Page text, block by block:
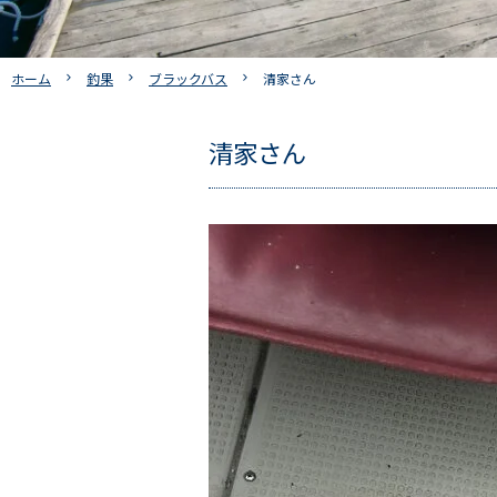
ホーム 釣果 ブラックバス 清家さん
清家さん